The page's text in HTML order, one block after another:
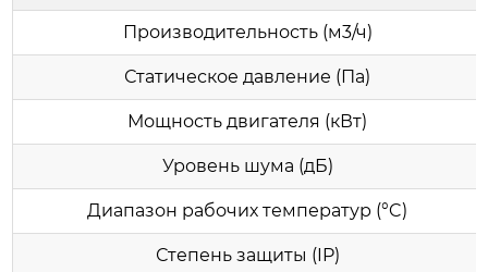
Производительность (м3/ч)
Статическое давление (Па)
Мощность двигателя (кВт)
Уровень шума (дБ)
Диапазон рабочих температур (°C)
Степень защиты (IP)